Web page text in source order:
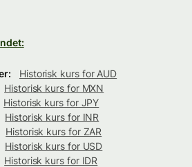
Historisk kurs for AUD
Historisk kurs for MXN
Historisk kurs for JPY
Historisk kurs for INR
Historisk kurs for ZAR
Historisk kurs for USD
Historisk kurs for IDR